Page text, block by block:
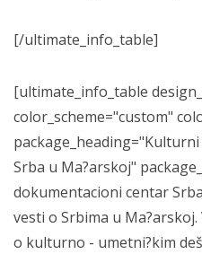
[/ultimate_info_table]
[ultimate_info_table
color_scheme="custom"
Srba u Ma?arskoj"
dokumentacioni centar
vesti o Srbima u
o kulturno - umetni?kim